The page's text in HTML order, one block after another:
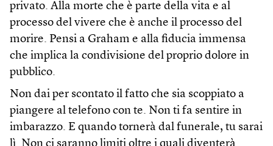
privato. Alla morte che è parte della vita e al
processo del vivere che è anche il processo del
morire. Pensi a Graham e alla fiducia immensa
che implica la condivisione del proprio dolore in
pubblico.
Non dai per scontato il fatto che sia scoppiato a
piangere al telefono con te. Non ti fa sentire in
imbarazzo. E quando tornerà dal funerale, tu sarai